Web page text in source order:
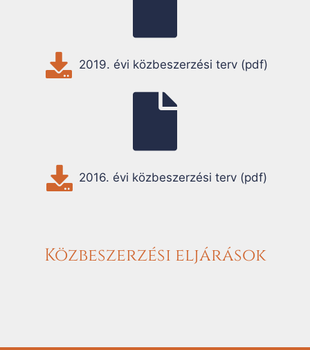
2019. évi közbeszerzési terv (pdf)
2016. évi közbeszerzési terv (pdf)
Közbeszerzési eljárások